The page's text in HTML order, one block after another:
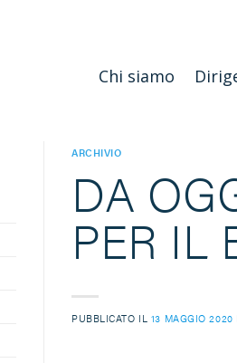
Chi siamo
ARCHIVIO
DA
PER IL
PUBBLICATO IL 13 MAGGIO 2020